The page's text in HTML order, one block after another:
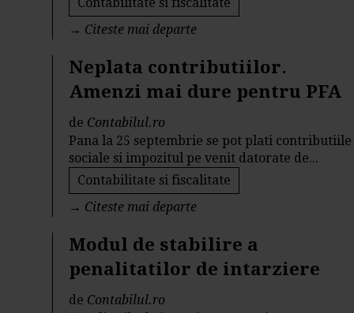
→ Citeste mai departe
Neplata contributiilor.
Amenzi mai dure pentru PFA
de Contabilul.ro
Pana la 25 septembrie se pot plati contributiile
sociale si impozitul pe venit datorate de...
Contabilitate si fiscalitate
→ Citeste mai departe
Modul de stabilire a
penalitatilor de intarziere
de Contabilul.ro